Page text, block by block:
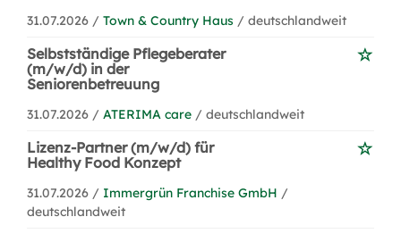
31.07.2026 / Town & Country Haus / deutschlandweit
Selbstständige Pflegeberater
(m/w/d) in der
Seniorenbetreuung
31.07.2026 / ATERIMA care / deutschlandweit
Lizenz-Partner (m/w/d) für
Healthy Food Konzept
31.07.2026 / Immergrün Franchise GmbH /
deutschlandweit